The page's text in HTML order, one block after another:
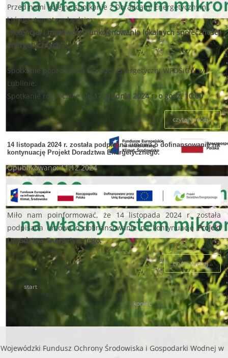
Przed nami kolejne spotkanie z Doradcami Energetycznymi,
którego tematem będzie:
„Potencjał i możliwości funkcjonowania lokalnych społeczności
energetycznych”.
Spotkanie poprowadzą Doradcy Energetyczni WFOŚiGW w
Lublinie.
Spotkanie rozpocznie się 17 grudnia 2024 r. o godz. 10:00
czytaj więcej...
14 listopada 2024 r. została podpisana umowa o dofinansowanie na
kontynuację Projekt Doradztwa Energetycznego.
Opublikowano: 11.12.2024
Miło nam poinformować, że 14 listopada 2024 r. została
podpisana umowa o dofinansowanie na kontynuacjęProjekt
Doradztwa Energetycznego.
czytaj więcej...
start 9 10 11
12
koniec
Wojewódzki Fundusz Ochrony Środowiska i Gospodarki Wodnej w